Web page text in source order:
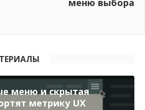
меню выбора
меню и скрытая
метрику UX